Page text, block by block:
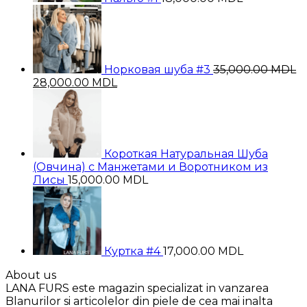
Норковая шуба #3 35,000.00MDL
Первоначальная
составляла
35,000.00 MDL.
28,000.00 MDL
Короткая Натуральная Шуба
(Овчина) с Манжетами и Воротником из
Лисы 15,000.00 MDL
Куртка #4 17,000.00 MDL
About us
LANA FURS este magazin specializat in vanzarea
Blanurilor si articolelor din piele de cea mai inalta